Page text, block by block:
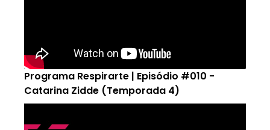
Programa Respirarte | Episódio #010 -
Catarina Zidde (Temporada 4)